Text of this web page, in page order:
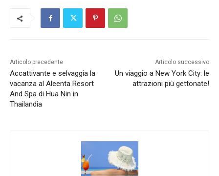
Articolo precedente
Accattivante e selvaggia la
vacanza al Aleenta Resort
And Spa di Hua Nin in
Thailandia
Articolo successivo
Un viaggio a New York City: le
attrazioni più gettonate!